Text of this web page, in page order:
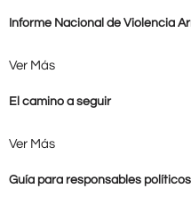
Informe Nacional de Violencia
Ver Más
El camino a seguir
Ver Más
Guía para responsables políticos